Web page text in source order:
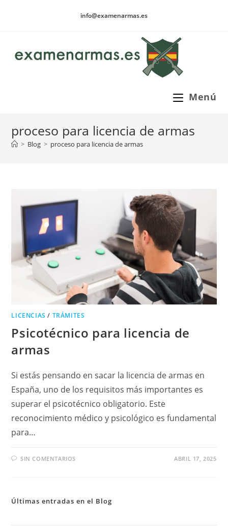
info@examenarmas.es
Menú
proceso para licencia de armas
> Blog > proceso para licencia de armas
LICENCIAS / TRÁMITES
Psicotécnico para licencia de
armas
Si estás pensando en sacar la licencia de armas en
España, uno de los requisitos más importantes es
superar el psicotécnico obligatorio. Este
reconocimiento médico y psicológico es fundamental
para…
SIN COMENTARIOS ABRIL 17, 2025
Últimas entradas en el Blog